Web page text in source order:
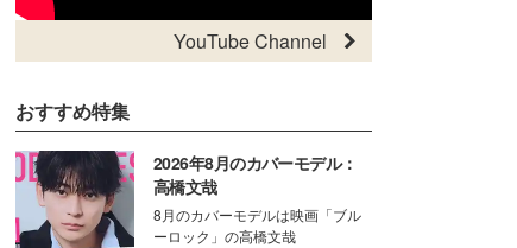
YouTube Channel
おすすめ特集
2026年8月のカバーモデル：
高橋文哉
8月のカバーモデルは映画「ブル
ーロック」の高橋文哉